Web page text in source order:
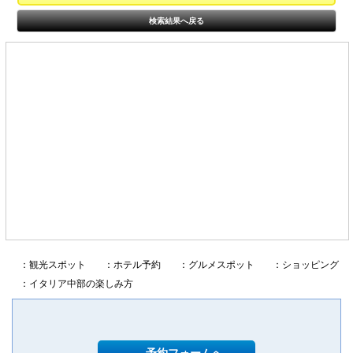
検索結果へ戻る
：観光スポット ：ホテル予約 ：グルメスポット
：ショッピング
：イタリア中部の楽しみ方